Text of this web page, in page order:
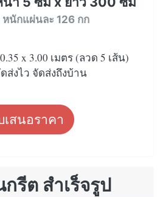
หนักแผ่นละ 126 กก
x 3.00 เมตร (ลวด 5 เส้น)
ส่งไว จัดส่งถึงบ้าน
สนอราคา
รีต สำเร็จรูป